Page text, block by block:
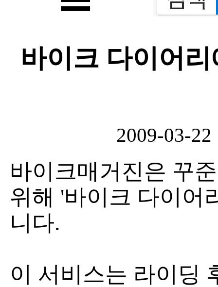
바이크 다이어
2009-03-22
바이크매거진은 꾸
위해 '바이크 다이어
니다.
이 서비스는 라이딩